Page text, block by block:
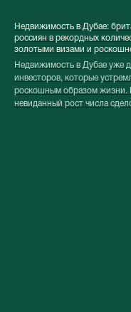
Недвижимость в Дубае:
россиян в рекордных
золотыми визами и
Недвижимость в Дубае уже
инвесторов, которые
роскошным образом жизни.
невиданный рост числа